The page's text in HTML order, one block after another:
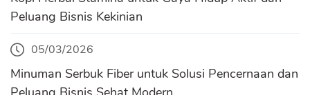
Peluang Bisnis Kekinian
05/03/2026
Minuman Serbuk Fiber untuk Solusi Pencernaan dan